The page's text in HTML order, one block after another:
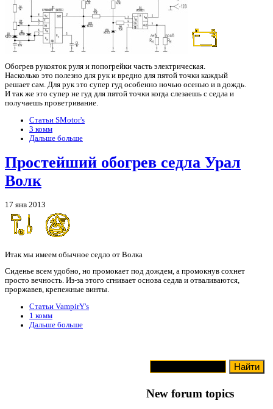
Обогрев рукояток руля и попогрейки часть электрическая.
Насколько это полезно для рук и вредно для пятой точки каждый
решает сам. Для рук это супер гуд особенно ночью осенью и в дождь.
И так же это супер не гуд для пятой точки когда слезаешь с седла и
получаешь проветривание.
Статьи SMotor's
3 комм
Дальше больше
Простейший обогрев седла Урал
Волк
17 янв 2013
Итак мы имеем обычное седло от Волка
Сиденье всем удобно, но промокает под дождем, а промокнув сохнет
просто вечность. Из-за этого сгнивает основа седла и отваливаются,
проржавев, крепежные винты.
Статьи VampirY's
1 комм
Дальше больше
New forum topics